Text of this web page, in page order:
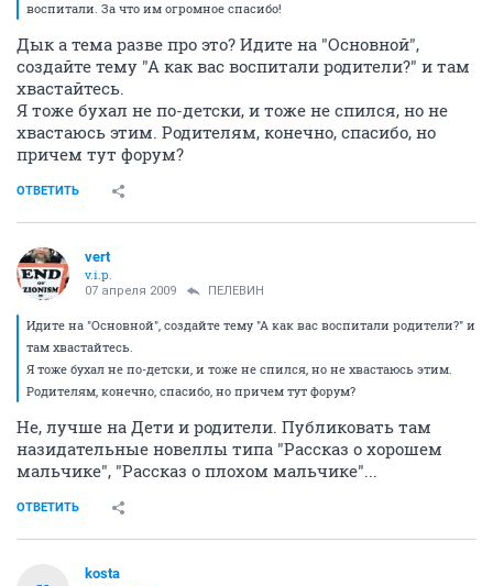
воспитали. За что им огромное спасибо!
Дык а тема разве про это? Идите на "Основной",
создайте тему "А как вас воспитали родители?" и там
хвастайтесь.
Я тоже бухал не по-детски, и тоже не спился, но не
хвастаюсь этим. Родителям, конечно, спасибо, но
причем тут форум?
ОТВЕТИТЬ
vert
v.i.p.
07 апреля 2009 ПЕЛЕВИН
Идите на "Основной", создайте тему "А как вас воспитали родители?" и
там хвастайтесь.
Я тоже бухал не по-детски, и тоже не спился, но не хвастаюсь этим.
Родителям, конечно, спасибо, но причем тут форум?
Не, лучше на Дети и родители. Публиковать там
назидательные новеллы типа "Рассказ о хорошем
мальчике", "Рассказ о плохом мальчике"...
ОТВЕТИТЬ
kosta